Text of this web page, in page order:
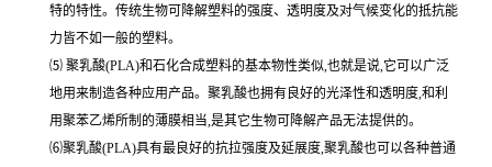
特的特性。传统生物可降解塑料的强度、透明度及对气候变化的抵抗能
力皆不如一般的塑料。
⑸ 聚乳酸(PLA)和石化合成塑料的基本物性类似,也就是说,它可以广泛
地用来制造各种应用产品。聚乳酸也拥有良好的光泽性和透明度,和利
用聚苯乙烯所制的薄膜相当,是其它生物可降解产品无法提供的。
⑹聚乳酸(PLA)具有最良好的抗拉强度及延展度,聚乳酸也可以各种普通